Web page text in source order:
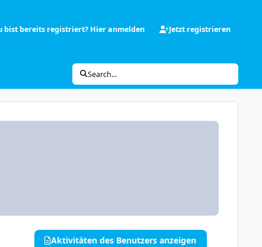
bist bereits registriert? Hier anmelden Jetzt registrieren
Search...
Aktivitäten des Benutzers anzeigen